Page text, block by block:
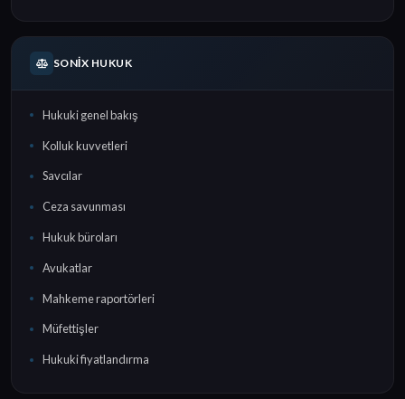
SONIX HUKUK
Hukuki genel bakış
Kolluk kuvvetleri
Savcılar
Ceza savunması
Hukuk büroları
Avukatlar
Mahkeme raportörleri
Müfettişler
Hukuki fiyatlandırma